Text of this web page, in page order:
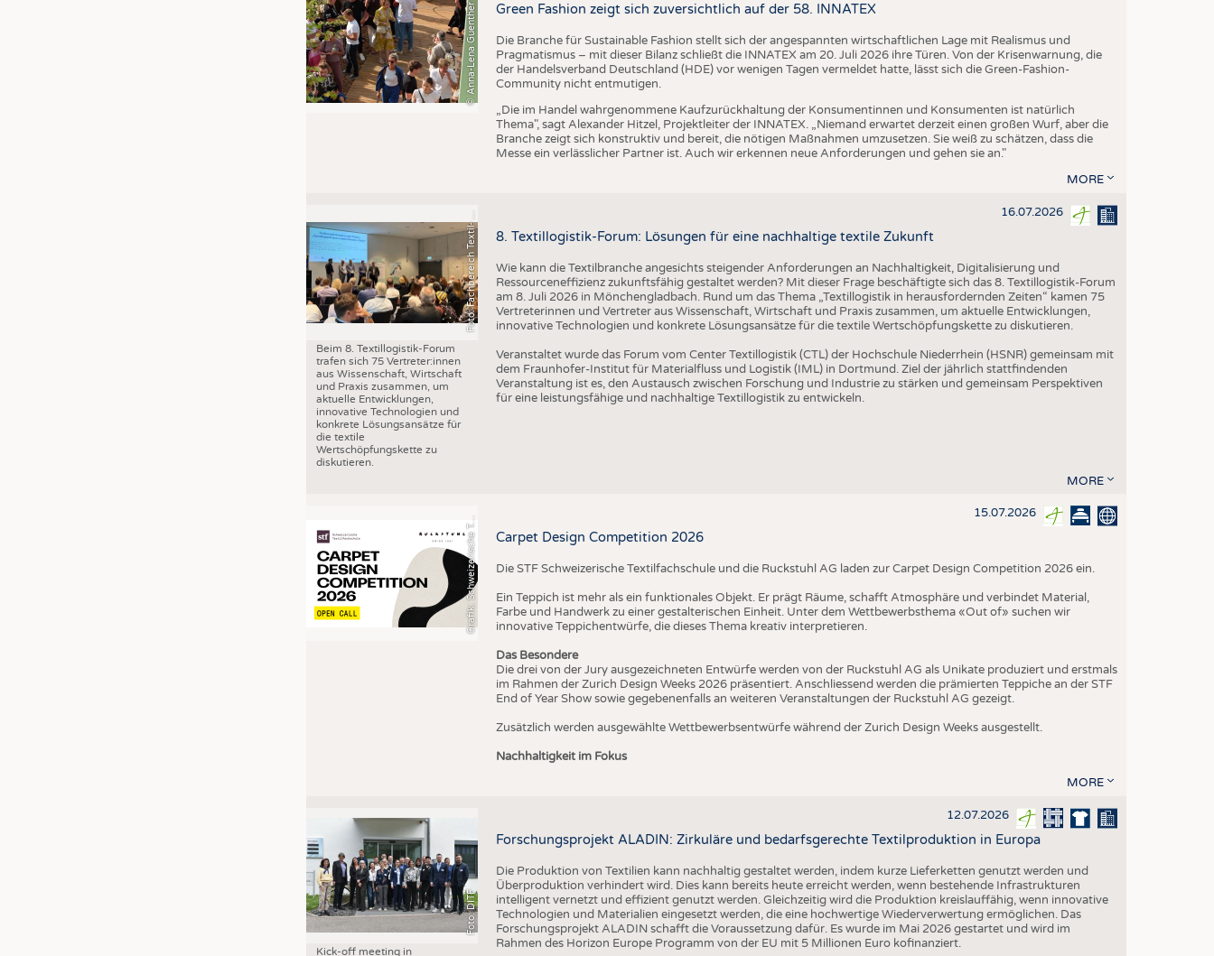
© Anna-Lena Guenther Green Fashion zeigt sich zuversichtlich auf der 58. INNATEX
Die Branche für Sustainable Fashion stellt sich der angespannten wirtschaftlichen Lage mit Realismus und
Pragmatismus – mit dieser Bilanz schließt die INNATEX am 20. Juli 2026 ihre Türen. Von der Krisenwarnung, die
der Handelsverband Deutschland (HDE) vor wenigen Tagen vermeldet hatte, lässt sich die Green-Fashion-
Community nicht entmutigen.
„Die im Handel wahrgenommene Kaufzurückhaltung der Konsumentinnen und Konsumenten ist natürlich
Thema", sagt Alexander Hitzel, Projektleiter der INNATEX. „Niemand erwartet derzeit einen großen Wurf, aber die
Branche zeigt sich konstruktiv und bereit, die nötigen Maßnahmen umzusetzen. Sie weiß zu schätzen, dass die
Messe ein verlässlicher Partner ist. Auch wir erkennen neue Anforderungen und gehen sie an."
MORE
o
t
o
:
F
a
c
h
b
e
r
e
i
c
h
T
e
x
t
il
-
u
d
B
e
k
l
e
i
d
u
n
g
s
t
e
c
h
n
i
k
/
H
S
N
Beim 8. Textillogistik-Forum
trafen sich 75 Vertreter:innen
aus Wissenschaft, Wirtschaft
und Praxis zusammen, um
aktuelle Entwicklungen,
innovative Technologien und
konkrete Lösungsansätze für
die textile
Wertschöpfungskette zu
diskutieren.
16.07.2026
8. Textillogistik-Forum: Lösungen für eine nachhaltige textile Zukunft
Wie kann die Textilbranche angesichts steigender Anforderungen an Nachhaltigkeit, Digitalisierung und
Ressourceneffizienz zukunftsfähig gestaltet werden? Mit dieser Frage beschäftigte sich das 8. Textillogistik-Forum
am 8. Juli 2026 in Mönchengladbach. Rund um das Thema „Textillogistik in herausfordernden Zeiten“ kamen 75
Vertreterinnen und Vertreter aus Wissenschaft, Wirtschaft und Praxis zusammen, um aktuelle Entwicklungen,
innovative Technologien und konkrete Lösungsansätze für die textile Wertschöpfungskette zu diskutieren.
Veranstaltet wurde das Forum vom Center Textillogistik (CTL) der Hochschule Niederrhein (HSNR) gemeinsam mit
dem Fraunhofer-Institut für Materialfluss und Logistik (IML) in Dortmund. Ziel der jährlich stattfindenden
Veranstaltung ist es, den Austausch zwischen Forschung und Industrie zu stärken und gemeinsam Perspektiven
für eine leistungsfähige und nachhaltige Textillogistik zu entwickeln.
MORE
r
a
f
i
k
:
S
c
h
w
e
i
z
e
r
i
s
c
h
e
T
e
t
i
l
f
a
c
h
s
c
h
u
l
e
S
T 15.07.2026
Carpet Design Competition 2026
Die STF Schweizerische Textilfachschule und die Ruckstuhl AG laden zur Carpet Design Competition 2026 ein.
Ein Teppich ist mehr als ein funktionales Objekt. Er prägt Räume, schafft Atmosphäre und verbindet Material,
Farbe und Handwerk zu einer gestalterischen Einheit. Unter dem Wettbewerbsthema «Out of» suchen wir
innovative Teppichentwürfe, die dieses Thema kreativ interpretieren.
Das Besondere
Die drei von der Jury ausgezeichneten Entwürfe werden von der Ruckstuhl AG als Unikate produziert und erstmals
im Rahmen der Zurich Design Weeks 2026 präsentiert. Anschliessend werden die prämierten Teppiche an der STF
End of Year Show sowie gegebenenfalls an weiteren Veranstaltungen der Ruckstuhl AG gezeigt.
Zusätzlich werden ausgewählte Wettbewerbsentwürfe während der Zurich Design Weeks ausgestellt.
Nachhaltigkeit im Fokus
MORE
Foto: DITF
Kick-off meeting in
12.07.2026
Forschungsprojekt ALADIN: Zirkuläre und bedarfsgerechte Textilproduktion in Europa
Die Produktion von Textilien kann nachhaltig gestaltet werden, indem kurze Lieferketten genutzt werden und
Überproduktion verhindert wird. Dies kann bereits heute erreicht werden, wenn bestehende Infrastrukturen
intelligent vernetzt und effizient genutzt werden. Gleichzeitig wird die Produktion kreislauffähig, wenn innovative
Technologien und Materialien eingesetzt werden, die eine hochwertige Wiederverwertung ermöglichen. Das
Forschungsprojekt ALADIN schafft die Voraussetzung dafür. Es wurde im Mai 2026 gestartet und wird im
Rahmen des Horizon Europe Programm von der EU mit 5 Millionen Euro kofinanziert.